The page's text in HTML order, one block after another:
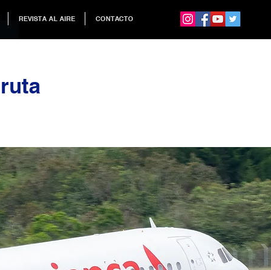
REVISTA AL AIRE CONTACTO